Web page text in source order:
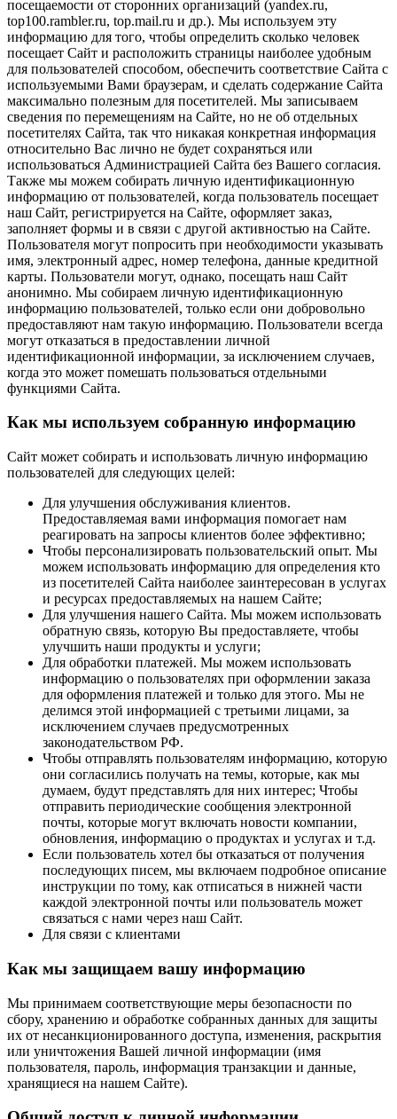
посещаемости от сторонних организаций (yandex.ru,
top100.rambler.ru, top.mail.ru и др.). Мы используем эту
информацию для того, чтобы определить сколько человек
посещает Сайт и расположить страницы наиболее удобным
для пользователей способом, обеспечить соответствие Сайта с
используемыми Вами браузерам, и сделать содержание Сайта
максимально полезным для посетителей. Мы записываем
сведения по перемещениям на Сайте, но не об отдельных
посетителях Сайта, так что никакая конкретная информация
относительно Вас лично не будет сохраняться или
использоваться Администрацией Сайта без Вашего согласия.
Также мы можем собирать личную идентификационную
информацию от пользователей, когда пользователь посещает
наш Сайт, регистрируется на Сайте, оформляет заказ,
заполняет формы и в связи с другой активностью на Сайте.
Пользователя могут попросить при необходимости указывать
имя, электронный адрес, номер телефона, данные кредитной
карты. Пользователи могут, однако, посещать наш Сайт
анонимно. Мы собираем личную идентификационную
информацию пользователей, только если они добровольно
предоставляют нам такую информацию. Пользователи всегда
могут отказаться в предоставлении личной
идентификационной информации, за исключением случаев,
когда это может помешать пользоваться отдельными
функциями Сайта.
Как мы используем собранную информацию
Сайт может собирать и использовать личную информацию
пользователей для следующих целей:
Для улучшения обслуживания клиентов.
Предоставляемая вами информация помогает нам
реагировать на запросы клиентов более эффективно;
Чтобы персонализировать пользовательский опыт. Мы
можем использовать информацию для определения кто
из посетителей Сайта наиболее заинтересован в услугах
и ресурсах предоставляемых на нашем Сайте;
Для улучшения нашего Сайта. Мы можем использовать
обратную связь, которую Вы предоставляете, чтобы
улучшить наши продукты и услуги;
Для обработки платежей. Мы можем использовать
информацию о пользователях при оформлении заказа
для оформления платежей и только для этого. Мы не
делимся этой информацией с третьими лицами, за
исключением случаев предусмотренных
законодательством РФ.
Чтобы отправлять пользователям информацию, которую
они согласились получать на темы, которые, как мы
думаем, будут представлять для них интерес; Чтобы
отправить периодические сообщения электронной
почты, которые могут включать новости компании,
обновления, информацию о продуктах и услугах и т.д.
Если пользователь хотел бы отказаться от получения
последующих писем, мы включаем подробное описание
инструкции по тому, как отписаться в нижней части
каждой электронной почты или пользователь может
связаться с нами через наш Сайт.
Для связи с клиентами
Как мы защищаем вашу информацию
Мы принимаем соответствующие меры безопасности по
сбору, хранению и обработке собранных данных для защиты
их от несанкционированного доступа, изменения, раскрытия
или уничтожения Вашей личной информации (имя
пользователя, пароль, информация транзакции и данные,
хранящиеся на нашем Сайте).